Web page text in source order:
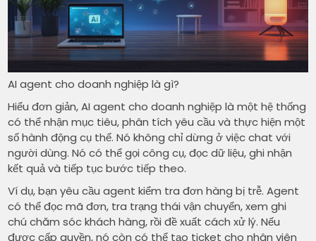
AI agent cho doanh nghiệp là gì?
Hiểu đơn giản, AI agent cho doanh nghiệp là một hệ thống
có thể nhận mục tiêu, phân tích yêu cầu và thực hiện một
số hành động cụ thể. Nó không chỉ dừng ở việc chat với
người dùng. Nó có thể gọi công cụ, đọc dữ liệu, ghi nhận
kết quả và tiếp tục bước tiếp theo.
Ví dụ, bạn yêu cầu agent kiểm tra đơn hàng bị trễ. Agent
có thể đọc mã đơn, tra trạng thái vận chuyển, xem ghi
chú chăm sóc khách hàng, rồi đề xuất cách xử lý. Nếu
được cấp quyền, nó còn có thể tạo ticket cho nhân viên